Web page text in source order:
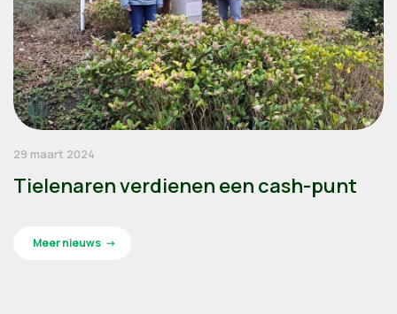
29 maart 2024
Tielenaren verdienen een cash-punt
Meer nieuws